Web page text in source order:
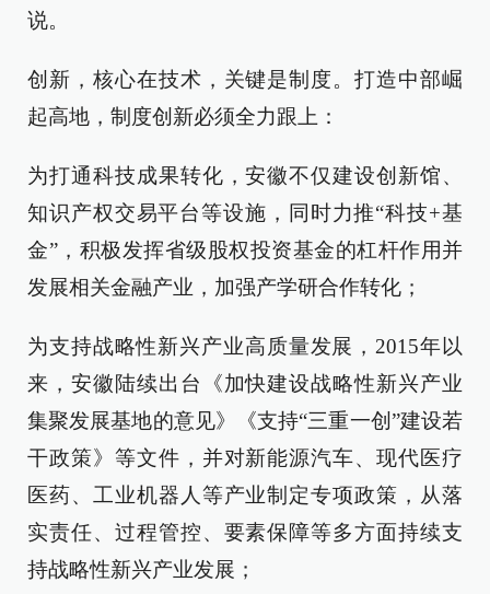
说。
创新，核心在技术，关键是制度。打造中部崛
起高地，制度创新必须全力跟上：
为打通科技成果转化，安徽不仅建设创新馆、
知识产权交易平台等设施，同时力推“科技+基
金”，积极发挥省级股权投资基金的杠杆作用并
发展相关金融产业，加强产学研合作转化；
为支持战略性新兴产业高质量发展，2015年以
来，安徽陆续出台《加快建设战略性新兴产业
集聚发展基地的意见》《支持“三重一创”建设若
干政策》等文件，并对新能源汽车、现代医疗
医药、工业机器人等产业制定专项政策，从落
实责任、过程管控、要素保障等多方面持续支
持战略性新兴产业发展；